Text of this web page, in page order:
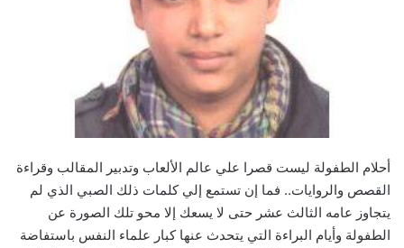
أحلام الطفولة ليست قصرا علي عالم الألعاب‮ ‬وتدبير المقالب وقراءة
القصص والروايات‮.. ‬فما إن تستمع إلي كلمات ذلك الصبي الذي لم
يتجاوز عامه الثالث عشر حتى لا يسعك إلا محو تلك الصورة عن
الطفولة وأيام البراءة التي يتحدث عنها كبار علماء النفس باستفاضة